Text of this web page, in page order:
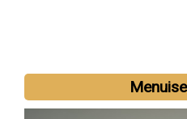
Nous intervenons aussi dans les
Vénissieux, Vaulx-en-
Cuire,Bron,Meyzieu,Rillieux-la-